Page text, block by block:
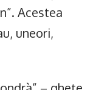
Acestea
uneori,